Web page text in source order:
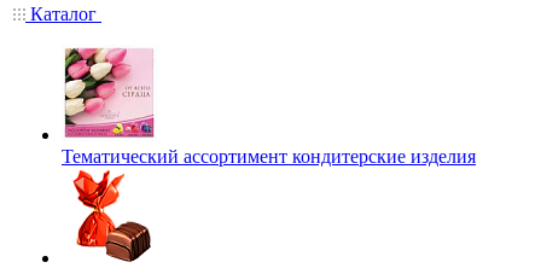
Каталог
Тематический ассортимент кондитерские изделия